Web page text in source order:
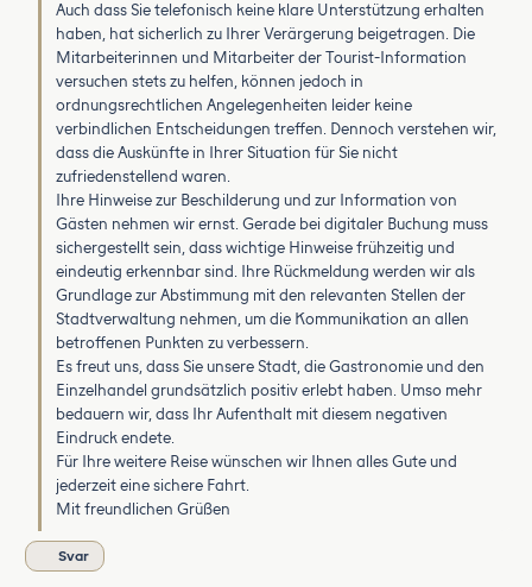
Auch dass Sie telefonisch keine klare Unterstützung erhalten
haben, hat sicherlich zu Ihrer Verärgerung beigetragen. Die
Mitarbeiterinnen und Mitarbeiter der Tourist-Information
versuchen stets zu helfen, können jedoch in
ordnungsrechtlichen Angelegenheiten leider keine
verbindlichen Entscheidungen treffen. Dennoch verstehen wir,
dass die Auskünfte in Ihrer Situation für Sie nicht
zufriedenstellend waren.
Ihre Hinweise zur Beschilderung und zur Information von
Gästen nehmen wir ernst. Gerade bei digitaler Buchung muss
sichergestellt sein, dass wichtige Hinweise frühzeitig und
eindeutig erkennbar sind. Ihre Rückmeldung werden wir als
Grundlage zur Abstimmung mit den relevanten Stellen der
Stadtverwaltung nehmen, um die Kommunikation an allen
betroffenen Punkten zu verbessern.
Es freut uns, dass Sie unsere Stadt, die Gastronomie und den
Einzelhandel grundsätzlich positiv erlebt haben. Umso mehr
bedauern wir, dass Ihr Aufenthalt mit diesem negativen
Eindruck endete.
Für Ihre weitere Reise wünschen wir Ihnen alles Gute und
jederzeit eine sichere Fahrt.
Mit freundlichen Grüßen
Svar